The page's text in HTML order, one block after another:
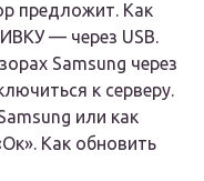
предложит. Как
— через USB.
Samsung через
к серверу.
или как
Как обновить